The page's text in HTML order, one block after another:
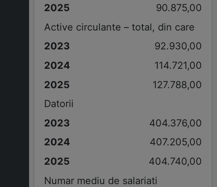
90.875,00
Active circulante – total, din care
92.930,00
114.721,00
127.788,00
Datorii
404.376,00
407.205,00
404.740,00
Numar mediu de salariati